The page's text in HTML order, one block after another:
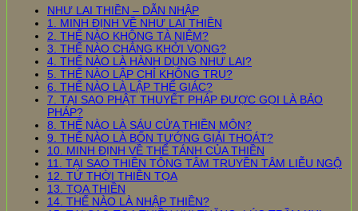
NHƯ LAI THIỀN – DẪN NHẬP
1. MINH ĐỊNH VỀ NHƯ LAI THIỀN
2. THẾ NÀO KHÔNG TÀ NIỆM?
3. THẾ NÀO CHẲNG KHỞI VỌNG?
4. THẾ NÀO LÀ HÀNH DỤNG NHƯ LAI?
5. THẾ NÀO LẬP CHỈ KHÔNG TRỤ?
6. THẾ NÀO LÀ LẬP THỂ GIÁC?
7. TẠI SAO PHẬT THUYẾT PHÁP ĐƯỢC GỌI LÀ BẢO
PHÁP?
8. THẾ NÀO LÀ SÁU CỬA THIỀN MÔN?
9. THẾ NÀO LÀ BỐN TƯỚNG GIẢI THOÁT?
10. MINH ĐỊNH VỀ THỂ TÁNH CỦA THIỀN
11. TẠI SAO THIỀN TÔNG TÂM TRUYỀN TÂM LIỄU NGỘ
12. TỨ THỜI THIỀN TỌA
13. TỌA THIỀN
14. THẾ NÀO LÀ NHẬP THIỀN?